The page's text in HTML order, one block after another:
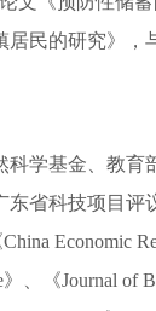
民的研究》，
学基金、教育
省科技项目评
Economic
、《Journal of